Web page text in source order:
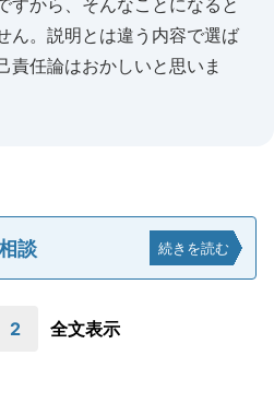
すから、そんなことになると
ん。説明とは違う内容で選ば
責任論はおかしいと思いま
談 続きを読む
2 全文表示